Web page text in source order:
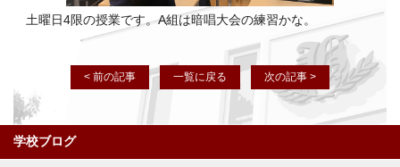
土曜日4限の授業です。A組は暗唱大会の練習かな。
< 前の記事 一覧に戻る 次の記事 >
学校ブログ